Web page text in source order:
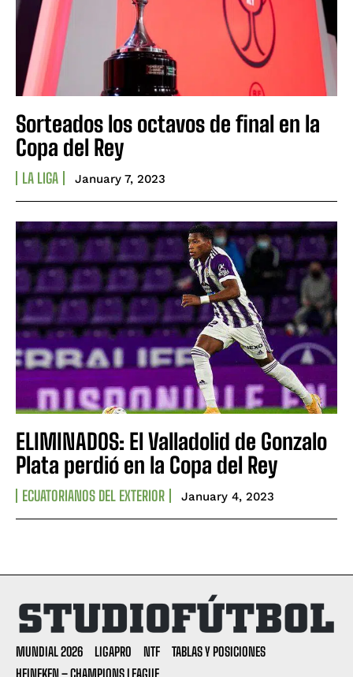
Sorteados los octavos de final en la
Copa del Rey
LA LIGA January 7, 2023
ELIMINADOS: El Valladolid de Gonzalo
Plata perdió en la Copa del Rey
ECUATORIANOS DEL EXTERIOR January 4, 2023
MUNDIAL 2026 LIGAPRO NTF
TABLAS Y POSICIONES
HEINEKEN – CHAMPIONS LEAGUE